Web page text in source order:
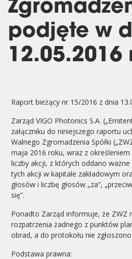
podjęte w
12.05.2016
Raport bieżący nr 15/2016 z dnia
Zarząd VIGO Photonics S.A.
załączniku do niniejszego raportu
Walnego Zgromadzenia Spółki
maja 2016 roku, wraz z
liczby akcji, z których oddano ważne
tych akcji w kapitale zakładowym
głosów i liczbę głosów „za”,
się”.
Ponadto Zarząd informuje, że ZWZ
rozpatrzenia żadnego z punktów
obrad, a do protokołu nie
Podstawa prawna: